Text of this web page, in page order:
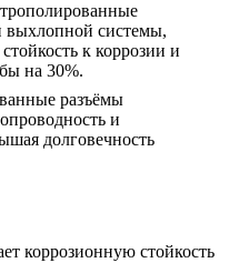
выхлопной системы,
к коррозии и
на 30%.
разъёмы
и
долговечность
коррозионную стойкость